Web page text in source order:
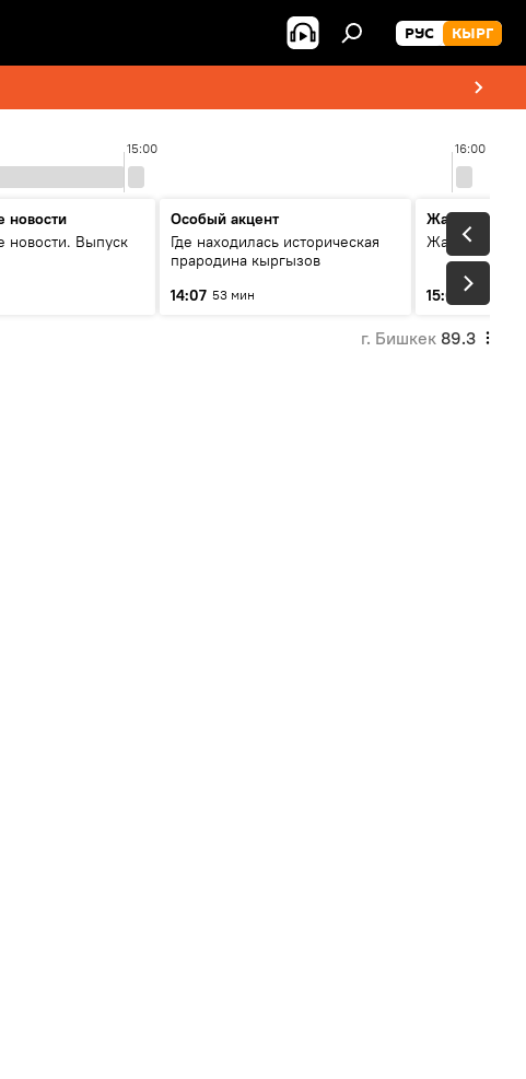
РУС КЫРГ
15:00 16:00
новости
новости. Выпуск
Особый акцент
Где находилась историческая
прародина кыргызов
14:07 53 мин
Жаңылыктар
15:01 3 мин
г. Бишкек 89.3